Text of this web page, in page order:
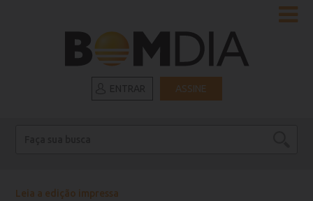
ASSINE
Leia a edição impressa